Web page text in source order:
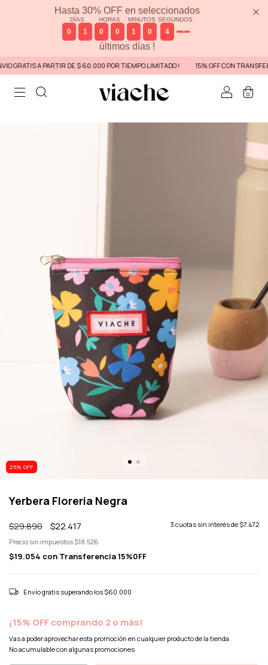
Hasta 30% OFF en seleccionados
DÍAS
0 1
HORAS
0 0
MINUTOS
1 0
SEGUNDOS
4 4
últimos días !
GRATIS A PARTIR DE $ 60.000 POR TIEMPO LIMITADO ! 15% OFF CON
0
25% OFF
Yerbera Floreria Negra
$29.890 $22.417 3 cuotas sin interés de $7.472
Precio sin impuestos $18.526
$19.054 con Transferencia 15%0FF
Envío gratis superando los $60.000
¡15% OFF comprando 2 o más!
Vas a poder aprovechar esta promoción en cualquier producto de la tienda.
No acumulable con algunas promociones